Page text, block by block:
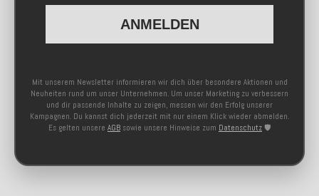
ANMELDEN
Mit unserem Newsletter informieren wir dich über besondere Aktionen und
Neuheiten rund um unser Unternehmen. Um unser Marketing zu verbessern
und dir passende Inhalte zu zeigen, messen wir den Erfolg unserer
Kampagnen. Du kannst dich jederzeit mit nur einem Klick wieder abmelden.
Es gelten unsere AGB sowie unsere Hinweise zum Datenschutz 🛡️